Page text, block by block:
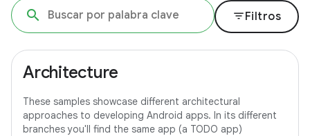
filter_listFiltros
Architecture
These samples showcase different architectural
approaches to developing Android apps. In its different
branches you'll find the same app (a TODO app)